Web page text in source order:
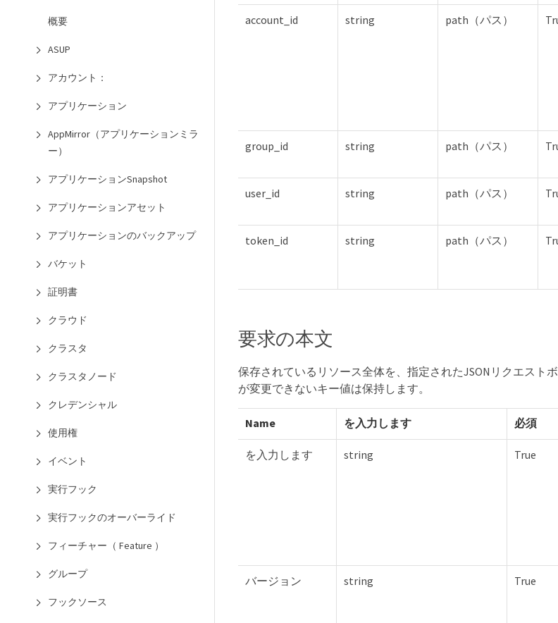
概要
ASUP
アカウント：
アプリケーション
AppMirror（アプリケーションミラ
ー）
アプリケーションSnapshot
アプリケーションアセット
アプリケーションのバックアップ
バケット
証明書
クラウド
クラスタ
クラスタノード
クレデンシャル
使用権
イベント
実行フック
実行フックのオーバーライド
フィーチャー（ Feature ）
グループ
フックソース
account_id string path（パス）
group_id string path（パス）
user_id string path（パス）
token_id string path（パス）
要求の本文
保存されているリソース全体を、指定されたJSONリクエスト
が変更できないキー値は保持します。
Name を入力します 必須
を入力します string True
バージョン string True